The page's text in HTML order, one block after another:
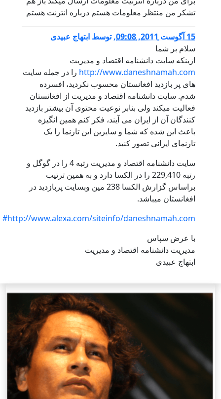
تشکر من منتظر معلومات هستم درباره انترنت هستم
15 آگوست 2011, 09:08 ,توسط ابتهاج عبیدی
سلام بر شما
ازینکه سایت دانشنامه اقتصاد و مدیریت
http://www.daneshnamah.com را در جمله سایت
های پر بازدید افغانستان محسوب نکردید، افسرده
شدم. سایت دانشنامه اقتصاد و مدیریت از افغانستان
فعالیت میکند ولی بنابر نوعیت محتوی آن بیشتر بازدید
کنندگان آن از ایران می آیند، فکر کنم همین انگیزه
باعث این شده که شما و سایرین این تارنما را یک
تارنمای ایرانی تصور کنید.
سایت دانشنامه اقتصاد و مدیریت رتبه 4 را در گوگل و
رتبه 229,410 را در الکسا دارد و به همین ترتیب
براساس گزارش الکسا 238 مین وبسایت پربازدید در
افغانستان میباشد.
http://www.alexa.com/siteinfo/daneshnamah.com#
با عرض سپاس
مدیریت دانشنامه اقتصاد و مدیریت
ابتهاج عبیدی